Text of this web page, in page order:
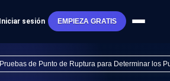
Iniciar sesión EMPIEZA GRATIS
Pruebas de Punto de Ruptura para Determinar los